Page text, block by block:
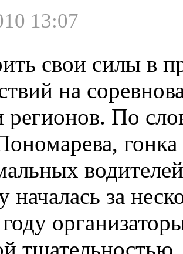
13:07
свои силы в
на
регионов. По
началась за